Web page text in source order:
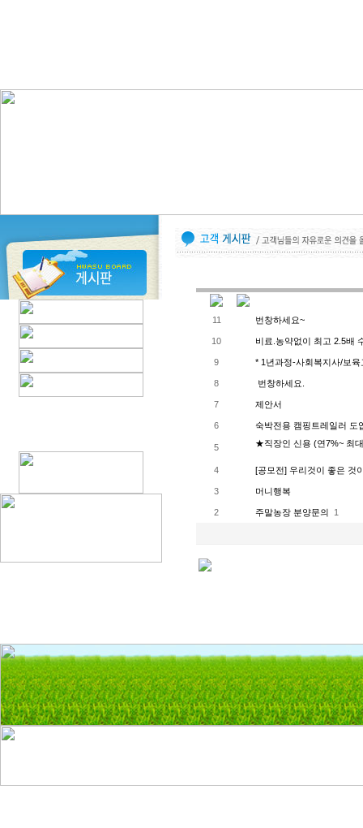
11 번창하세요~
10 비료.농약없이 최고 2.5배
9 * 1년과정-사회복지사/보
8 번창하세요.
7 제안서
6 숙박전용 캠핑트레일러 도
5 ★직장인 신용 (연7%~ 최
4 [공모전] 우리것이 좋은 것
3 머니행복
2 주말농장 분양문의 1